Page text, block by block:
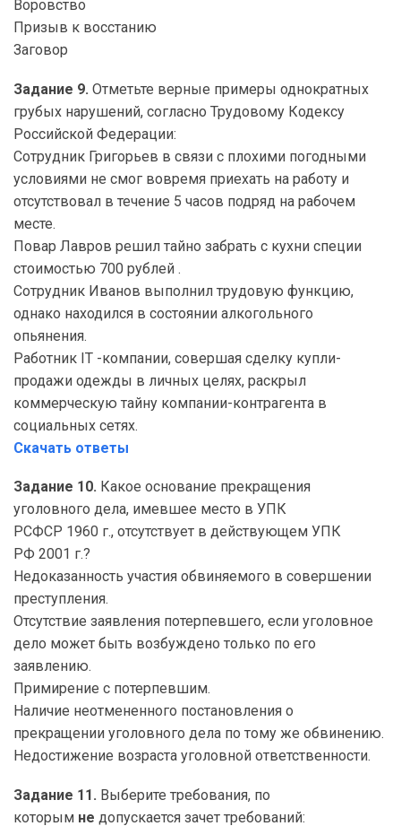
Воровство
Призыв к восстанию
Заговор
Задание 9. Отметьте верные примеры однократных
грубых нарушений, согласно Трудовому Кодексу
Российской Федерации:
Сотрудник Григорьев в связи с плохими погодными
условиями не смог вовремя приехать на работу и
отсутствовал в течение 5 часов подряд на рабочем
месте.
Повар Лавров решил тайно забрать с кухни специи
стоимостью 700 рублей .
Сотрудник Иванов выполнил трудовую функцию,
однако находился в состоянии алкогольного
опьянения.
Работник IT -компании, совершая сделку купли-
продажи одежды в личных целях, раскрыл
коммерческую тайну компании-контрагента в
социальных сетях.
Скачать ответы
Задание 10. Какое основание прекращения
уголовного дела, имевшее место в УПК
РСФСР 1960 г., отсутствует в действующем УПК
РФ 2001 г.?
Недоказанность участия обвиняемого в совершении
преступления.
Отсутствие заявления потерпевшего, если уголовное
дело может быть возбуждено только по его
заявлению.
Примирение с потерпевшим.
Наличие неотмененного постановления о
прекращении уголовного дела по тому же обвинению.
Недостижение возраста уголовной ответственности.
Задание 11. Выберите требования, по
которым не допускается зачет требований: